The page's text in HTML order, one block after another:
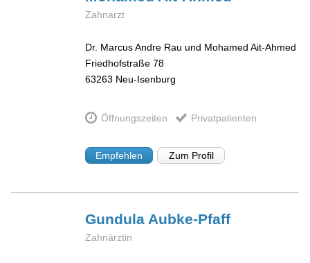
Zahnarzt
Dr. Marcus Andre Rau und Mohamed Ait-Ahmed
Friedhofstraße 78
63263 Neu-Isenburg
Öffnungszeiten Privatpatienten
Empfehlen Zum Profil
Gundula Aubke-Pfaff
Zahnärztin